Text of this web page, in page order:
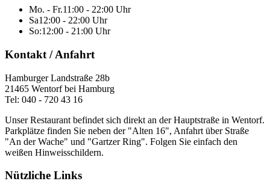
Mo. - Fr.11:00 - 22:00 Uhr
Sa12:00 - 22:00 Uhr
So:12:00 - 21:00 Uhr
Kontakt / Anfahrt
Hamburger Landstraße 28b
21465 Wentorf bei Hamburg
Tel: 040 - 720 43 16
Unser Restaurant befindet sich direkt an der Hauptstraße in Wentorf.
Parkplätze finden Sie neben der "Alten 16", Anfahrt über Straße
"An der Wache" und "Gartzer Ring". Folgen Sie einfach den
weißen Hinweisschildern.
Nützliche Links